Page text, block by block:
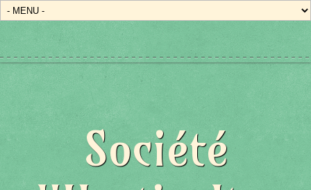
Société